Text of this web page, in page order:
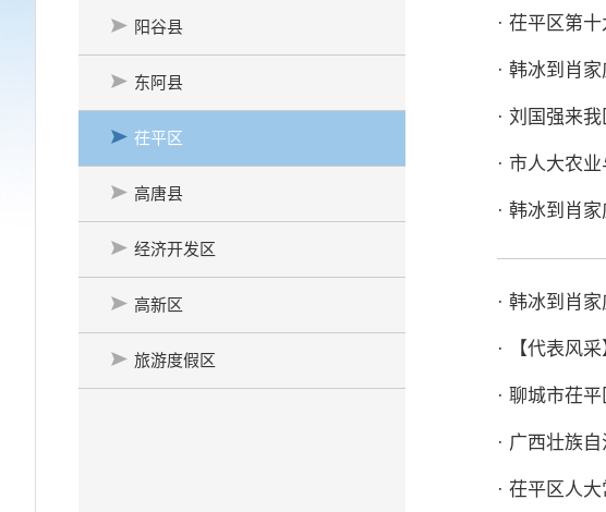
阳谷县
东阿县
茌平区
高唐县
经济开发区
高新区
旅游度假区
· 茌平区第
· 韩冰到肖
· 刘国强来
· 市人大农
· 韩冰到肖
· ​韩冰到肖
· 【代表风
· 聊城市茌
· 广西壮族
· 茌平区人